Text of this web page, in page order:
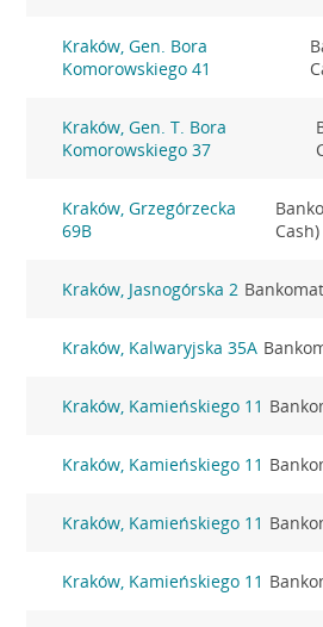
Kraków, Gen. Bora
Komorowskiego 41
Kraków, Gen. T. Bora
Komorowskiego 37
Kraków, Grzegórzecka
69B
Cash)
Kraków, Jasnogórska 2
Kraków, Kalwaryjska 35A
Kraków, Kamieńskiego 11
Kraków, Kamieńskiego 11
Kraków, Kamieńskiego 11
Kraków, Kamieńskiego 11